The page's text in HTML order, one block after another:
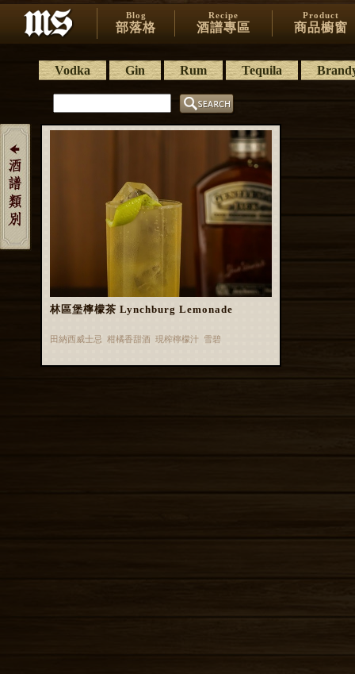
Blog
部落格
Recipe
酒譜專區
Product
商品櫥窗
Vodka Gin Rum Tequila
林區堡檸檬茶 Lynchburg Lemonade
田納西威士忌 柑橘香甜酒 現榨檸檬汁 雪碧